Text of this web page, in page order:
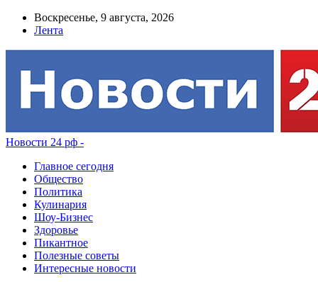
Воскресенье, 9 августа, 2026
Лента
Новости 24 рф -
Главное сегодня
Общество
Политика
Кулинария
Шоу-Бизнес
Здоровье
Пикантное
Полезные советы
Интересные новости